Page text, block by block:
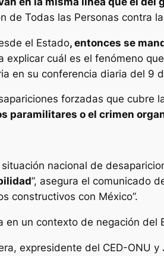
de Todas las Personas contra
el Estado, entonces se
explicar cuál es el fenómeno
en su conferencia diaria del 9
forzadas que cubre
paramilitares o el crimen
nacional de
”, asegura el comunicado
constructivos con México”.
un contexto de negación del
expresidente del CED-ONU